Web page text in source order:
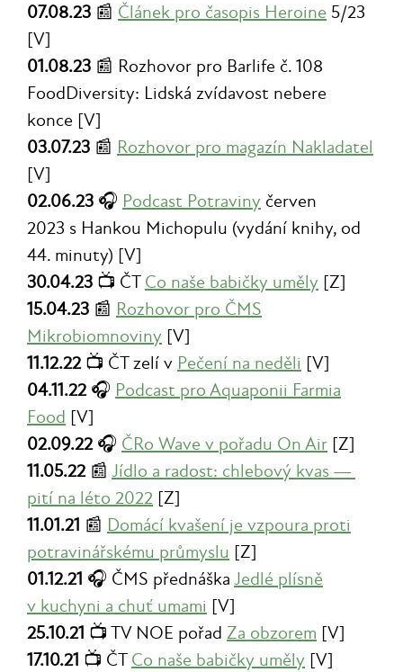
07.08.23 📰 Článek pro časopis Heroine 5/23
[V]
01.08.23 📰 Rozhovor pro Barlife č. 108
FoodDiversity: Lidská zvídavost nebere
konce [V]
03.07.23 📰 Rozhovor pro magazín Nakladatel
[V]
02.06.23 🎧 Podcast Potraviny červen
2023 s Hankou Michopulu (vydání knihy, od
44. minuty) [V]
30.04.23 📺 ČT Co naše babičky uměly [Z]
15.04.23 📰 Rozhovor pro ČMS
Mikrobiomnoviny [V]
11.12.22📺 ČT zelí v Pečení na neděli [V]
04.11.22🎧 Podcast pro Aquaponii Farmia
Food [V]
02.09.22🎧 ČRo Wave v pořadu On Air [Z]
11.05.22📰 Jídlo a radost: chlebový kvas —
pití na léto 2022 [Z]
11.01.21 📰 Domácí kvašení je vzpoura proti
potravinářskému průmyslu [Z]
01.12.21 🎧 ČMS přednáška Jedlé plísně
v kuchyni a chuť umami [V]
25.10.21 📺 TV NOE pořad Za obzorem [V]
17.10.21 📺 ČT Co naše babičky uměly [V]